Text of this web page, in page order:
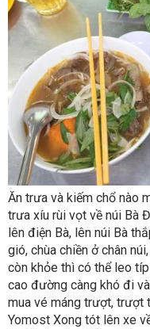
Ăn trưa và kiếm chổ nào
trưa xíu rùi vọt về núi Bà
lên điện Bà, lên núi Bà
gió, chùa chiền ở chân
còn khỏe thì có thể leo
cao đường càng khó đi
mua vé máng trượt, trượt
Yomost Xong tót lên xe